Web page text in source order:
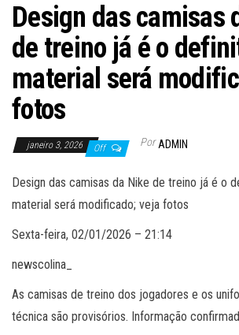
Design das camisas
de treino já é o
material será
fotos
janeiro 3, 2026 Off Por ADMIN
Design das camisas da Nike de treino já é o
material será modificado; veja fotos
Sexta-feira, 02/01/2026 – 21:14
newscolina_
As camisas de treino dos jogadores e os
técnica são provisórios. Informação